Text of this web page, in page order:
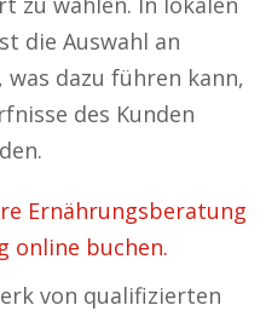
die Auswahl an
dazu führen kann,
des Kunden
Ernährungsberatung
online buchen.
von qualifizierten